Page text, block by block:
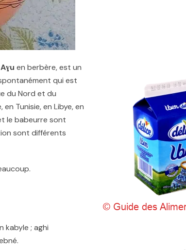
Aɣu en berbère, est un
qui est
du Nord et du
Tunisie, en Libye, en
le babeurre sont
sont différents
kabyle ; aghi